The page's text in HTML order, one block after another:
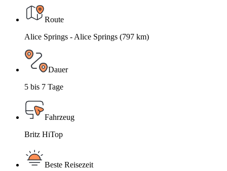
Route
Alice Springs - Alice Springs (797 km)
Dauer
5 bis 7 Tage
Fahrzeug
Britz HiTop
Beste Reisezeit